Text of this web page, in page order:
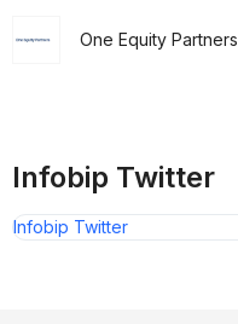
One Equity Partners
Infobip Twitter
Infobip Twitter